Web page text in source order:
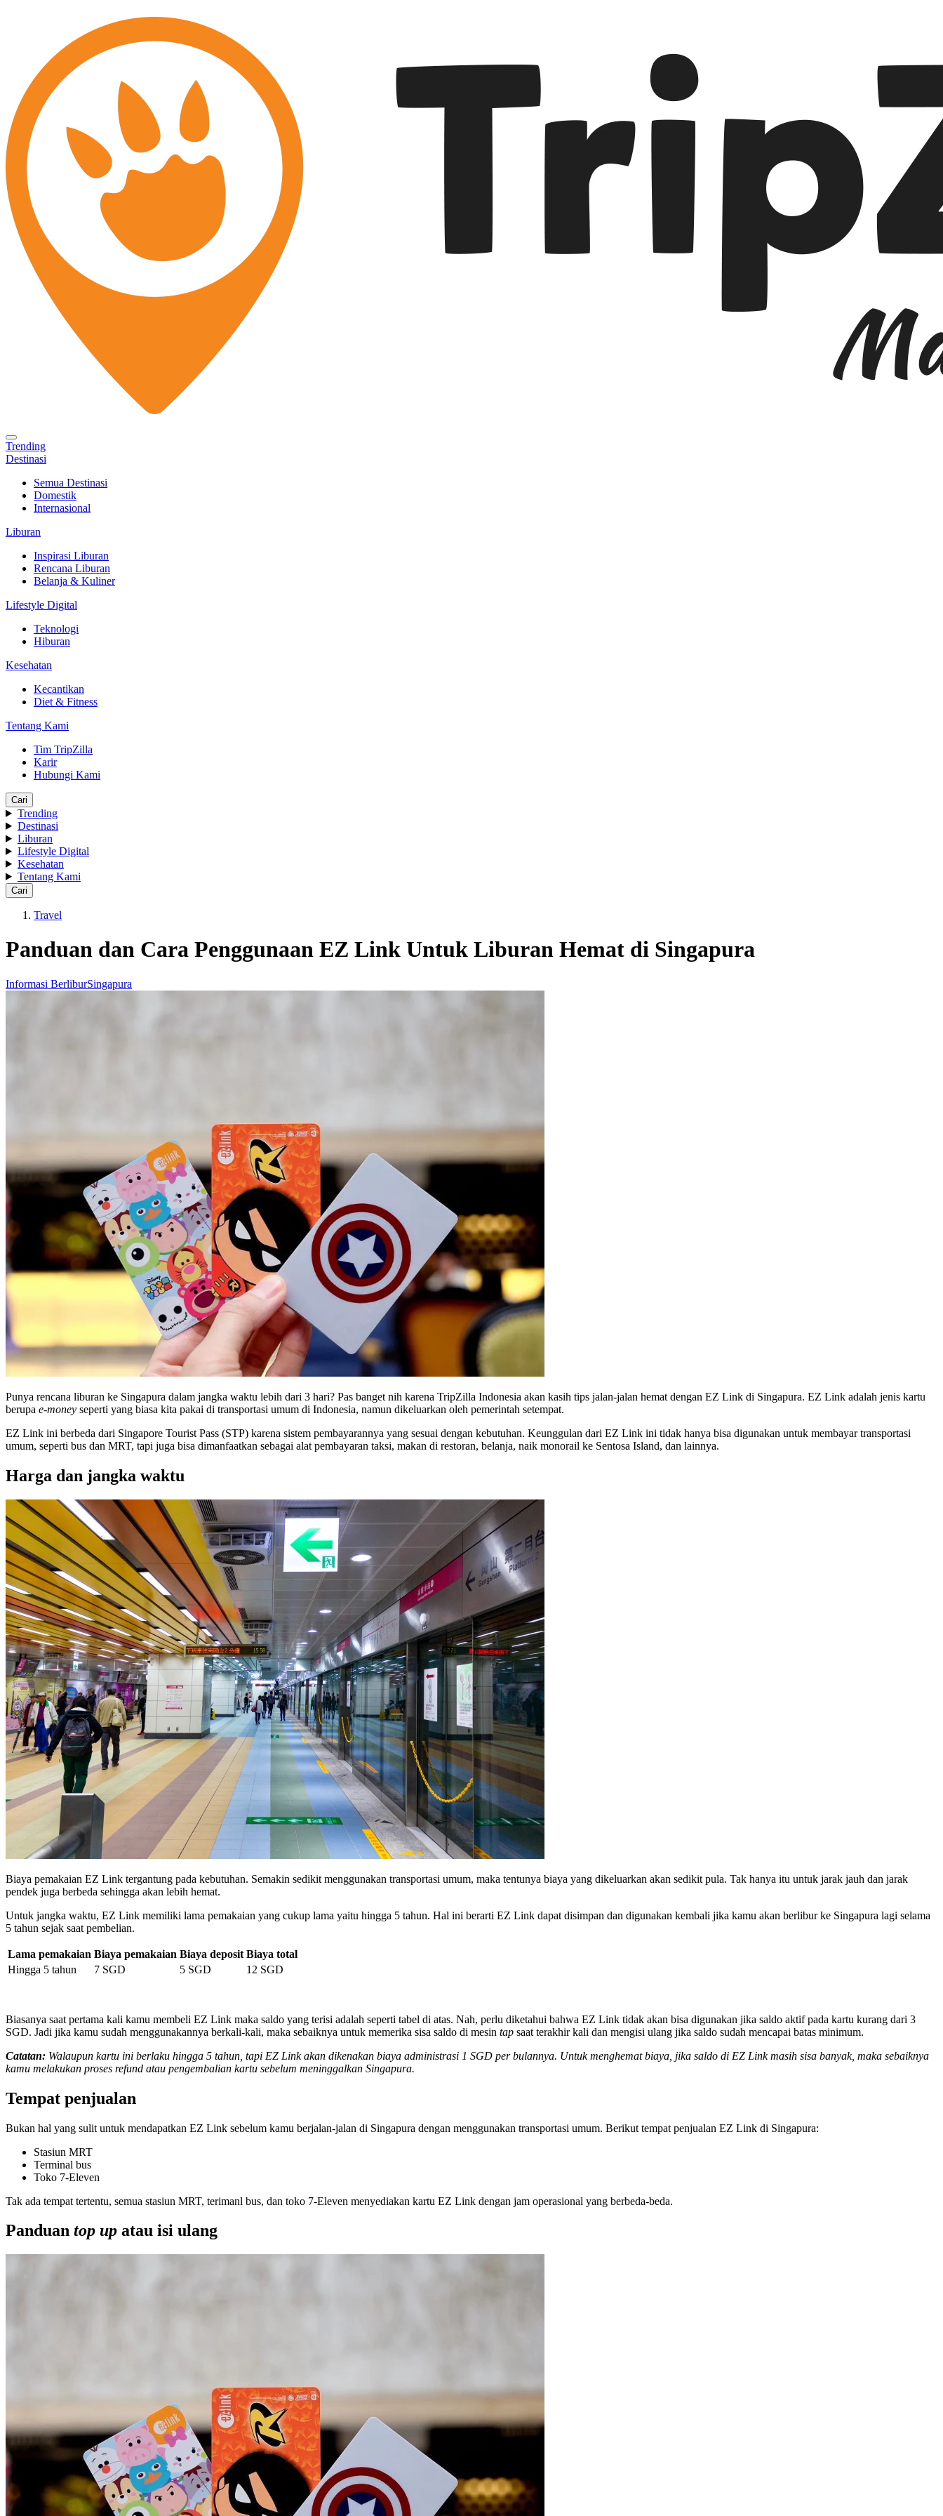
Trending
Destinasi
Semua Destinasi
Domestik
Internasional
Liburan
Inspirasi Liburan
Rencana Liburan
Belanja & Kuliner
Lifestyle Digital
Teknologi
Hiburan
Kesehatan
Kecantikan
Diet & Fitness
Tentang Kami
Tim TripZilla
Karir
Hubungi Kami
Cari
Trending
Destinasi
Liburan
Lifestyle Digital
Kesehatan
Tentang Kami
Cari
Travel
Panduan dan Cara Penggunaan EZ Link Untuk Liburan Hemat di Singapura
Informasi BerliburSingapura
Punya rencana liburan ke Singapura dalam jangka waktu lebih dari 3 hari? Pas banget nih karena TripZilla Indonesia akan kasih tips jalan-jalan hemat dengan EZ Link di Singapura. EZ Link adalah jenis kartu
berupa e-money seperti yang biasa kita pakai di transportasi umum di Indonesia, namun dikeluarkan oleh pemerintah setempat.
EZ Link ini berbeda dari Singapore Tourist Pass (STP) karena sistem pembayarannya yang sesuai dengan kebutuhan. Keunggulan dari EZ Link ini tidak hanya bisa digunakan untuk membayar transportasi
umum, seperti bus dan MRT, tapi juga bisa dimanfaatkan sebagai alat pembayaran taksi, makan di restoran, belanja, naik monorail ke Sentosa Island, dan lainnya.
Harga dan jangka waktu
Biaya pemakaian EZ Link tergantung pada kebutuhan. Semakin sedikit menggunakan transportasi umum, maka tentunya biaya yang dikeluarkan akan sedikit pula. Tak hanya itu untuk jarak jauh dan jarak
pendek juga berbeda sehingga akan lebih hemat.
Untuk jangka waktu, EZ Link memiliki lama pemakaian yang cukup lama yaitu hingga 5 tahun. Hal ini berarti EZ Link dapat disimpan dan digunakan kembali jika kamu akan berlibur ke Singapura lagi selama
5 tahun sejak saat pembelian.
Lama pemakaian Biaya pemakaian Biaya deposit Biaya total
Hingga 5 tahun
7 SGD 5 SGD 12 SGD
Biasanya saat pertama kali kamu membeli EZ Link maka saldo yang terisi adalah seperti tabel di atas. Nah, perlu diketahui bahwa EZ Link tidak akan bisa digunakan jika saldo aktif pada kartu kurang dari 3
SGD. Jadi jika kamu sudah menggunakannya berkali-kali, maka sebaiknya untuk memerika sisa saldo di mesin tap saat terakhir kali dan mengisi ulang jika saldo sudah mencapai batas minimum.
Catatan: Walaupun kartu ini berlaku hingga 5 tahun, tapi EZ Link akan dikenakan biaya administrasi 1 SGD per bulannya. Untuk menghemat biaya, jika saldo di EZ Link masih sisa banyak, maka sebaiknya
kamu melakukan proses refund atau pengembalian kartu sebelum meninggalkan Singapura.
Tempat penjualan
Bukan hal yang sulit untuk mendapatkan EZ Link sebelum kamu berjalan-jalan di Singapura dengan menggunakan transportasi umum. Berikut tempat penjualan EZ Link di Singapura:
Stasiun MRT
Terminal bus
Toko 7-Eleven
Tak ada tempat tertentu, semua stasiun MRT, terimanl bus, dan toko 7-Eleven menyediakan kartu EZ Link dengan jam operasional yang berbeda-beda.
Panduan top up atau isi ulang